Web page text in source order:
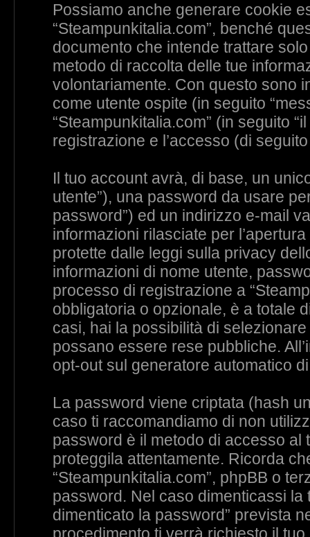
Possiamo anche generare cookie
“Steampunkitalia.com”, benché
documento che intende trattare
metodo di raccolta delle tue
volontariamente. Con questo sono
come utente ospite (in seguito
“Steampunkitalia.com” (in seguito
registrazione e l’accesso (di
Il tuo account avrà, di base, un
utente”), una password da usare
password”) ed un indirizzo e-mail
informazioni rilasciate per
protette dalle leggi sulla privacy
informazioni di nome utente,
processo di registrazione a
obbligatoria o opzionale, è a totale
casi, hai la possibilità di
possano essere rese pubbliche.
opt-out sul generatore automatico
La password viene criptata (hash
caso ti raccomandiamo di non
password è il metodo di accesso al
proteggila attentamente. Ricorda
“Steampunkitalia.com”, phpBB o
password. Nel caso dimenticassi la
dimenticato la password” prevista